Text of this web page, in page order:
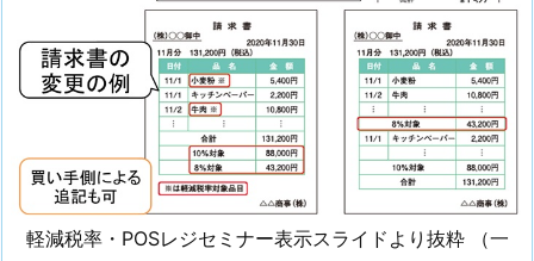
軽減税率・POSレジセミナー表示スライドより抜粋 （一